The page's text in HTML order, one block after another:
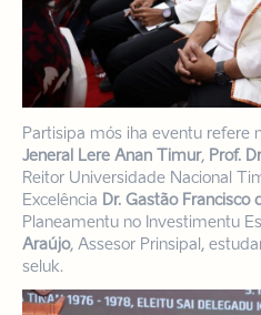
Partisipa mós iha eventu refere
Jeneral Lere Anan Timur, Prof.
Reitor Universidade Nacional
Excelência Dr. Gastão Francisco
Planeamentu no Investimentu
Araújo, Assesor Prinsipal,
seluk.